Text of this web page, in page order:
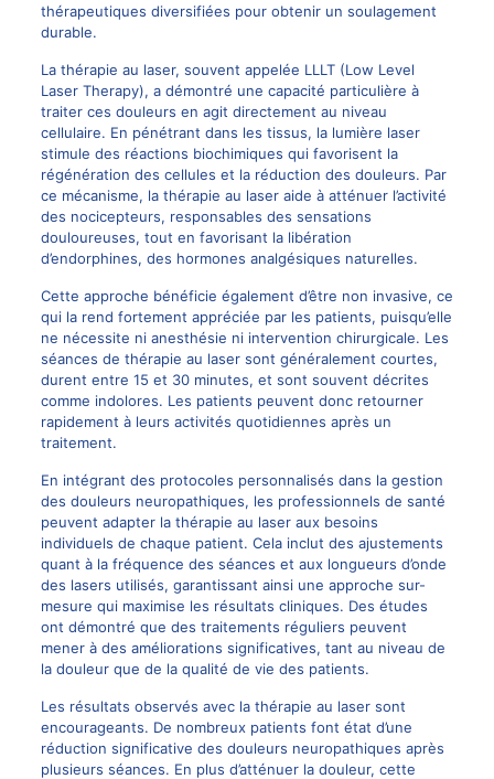
thérapeutiques diversifiées pour obtenir un soulagement
durable.
La thérapie au laser, souvent appelée LLLT (Low Level
Laser Therapy), a démontré une capacité particulière à
traiter ces douleurs en agit directement au niveau
cellulaire. En pénétrant dans les tissus, la lumière laser
stimule des réactions biochimiques qui favorisent la
régénération des cellules et la réduction des douleurs. Par
ce mécanisme, la thérapie au laser aide à atténuer l’activité
des nocicepteurs, responsables des sensations
douloureuses, tout en favorisant la libération
d’endorphines, des hormones analgésiques naturelles.
Cette approche bénéficie également d’être non invasive, ce
qui la rend fortement appréciée par les patients, puisqu’elle
ne nécessite ni anesthésie ni intervention chirurgicale. Les
séances de thérapie au laser sont généralement courtes,
durent entre 15 et 30 minutes, et sont souvent décrites
comme indolores. Les patients peuvent donc retourner
rapidement à leurs activités quotidiennes après un
traitement.
En intégrant des protocoles personnalisés dans la gestion
des douleurs neuropathiques, les professionnels de santé
peuvent adapter la thérapie au laser aux besoins
individuels de chaque patient. Cela inclut des ajustements
quant à la fréquence des séances et aux longueurs d’onde
des lasers utilisés, garantissant ainsi une approche sur-
mesure qui maximise les résultats cliniques. Des études
ont démontré que des traitements réguliers peuvent
mener à des améliorations significatives, tant au niveau de
la douleur que de la qualité de vie des patients.
Les résultats observés avec la thérapie au laser sont
encourageants. De nombreux patients font état d’une
réduction significative des douleurs neuropathiques après
plusieurs séances. En plus d’atténuer la douleur, cette